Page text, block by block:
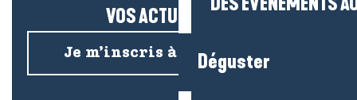
Déguster
VOS ACTUS SALÉES !
Je m’inscris à la newsletter